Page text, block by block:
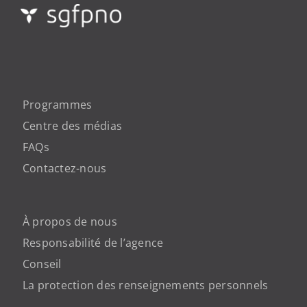
Programmes
Centre des médias
FAQs
Contactez-nous
À propos de nous
Responsabilité de l’agence
Conseil
La protection des renseignements personnels